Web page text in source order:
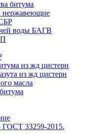
битума
нержавеющие
воды БАГВ
из жд цистерн
из жд цистерн
масла
33259-2015.